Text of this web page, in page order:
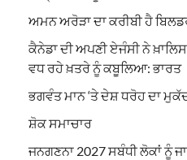
ਅਮਨ ਅਰੋੜਾ ਦਾ ਕਰੀਬੀ ਹੈ
ਕੈਨੇਡਾ ਦੀ ਅਪਣੀ ਏਜੰਸੀ ਨੇ
ਵਧ ਰਹੇ ਖ਼ਤਰੇ ਨੂੰ ਕਬੂਲਿਆ: ਭਾਰਤ
ਭਗਵੰਤ ਮਾਨ ‘ਤੇ ਦੇਸ਼ ਧਰੋਹ ਦਾ
ਸ਼ੋਕ ਸਮਾਚਾਰ
ਜਨਗਣਨਾ 2027 ਸਬੰਧੀ ਲੋਕਾਂ ਨੂੰ